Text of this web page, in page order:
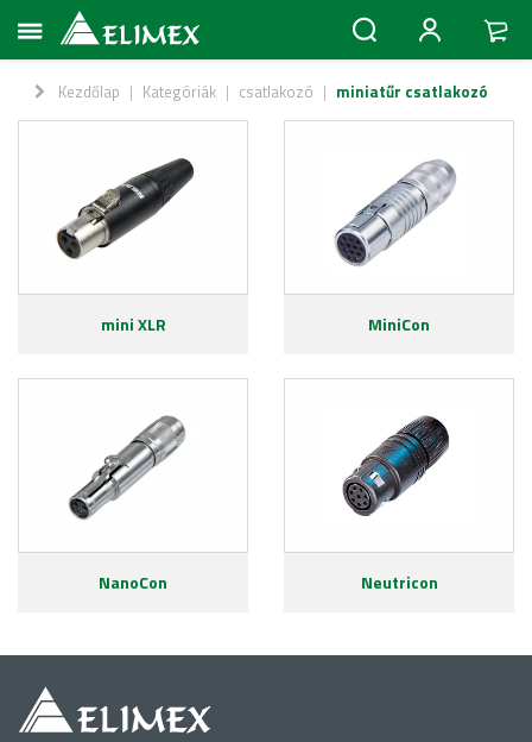
Kezdőlap | Kategóriák | csatlakozó | miniatűr csatlakozó
mini XLR MiniCon
NanoCon Neutricon